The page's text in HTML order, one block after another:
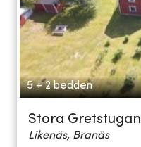
5 + 2 bedden
Stora Gretstugan
Likenäs, Branäs